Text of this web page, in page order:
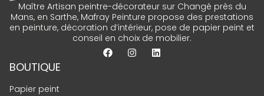
Maître Artisan peintre-décorateur sur Changé près du
Mans, en Sarthe, Mafray Peinture propose des prestations
en peinture, décoration d’intérieur, pose de papier peint et
conseil en choix de mobilier.
BOUTIQUE
Papier peint